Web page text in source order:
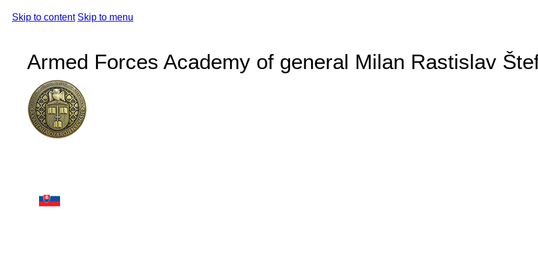
Skip to content Skip to menu
Armed Forces Academy of general Milan Rastislav